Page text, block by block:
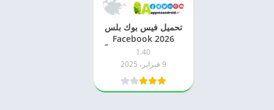
تحميل فيس بوك بلس
2026 Facebook
Plus اخر اصدار مجاناً
APK للاندرويد
1.40
9 فبراير، 2025